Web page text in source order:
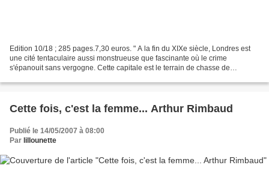
Edition 10/18 ; 285 pages.7,30 euros. " A la fin du XIXe siècle, Londres est
une cité tentaculaire aussi monstrueuse que fascinante où le crime
s'épanouit sans vergogne. Cette capitale est le terrain de chasse de
Cette fois, c'est la femme... Arthur Rimbaud
Publié le 14/05/2007 à 08:00
Par lillounette